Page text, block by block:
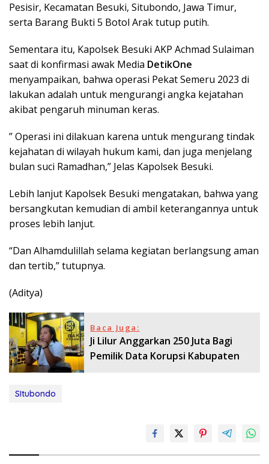
Pesisir, Kecamatan Besuki, Situbondo, Jawa Timur,
serta Barang Bukti 5 Botol Arak tutup putih.
Sementara itu, Kapolsek Besuki AKP Achmad Sulaiman
saat di konfirmasi awak Media DetikOne
menyampaikan, bahwa operasi Pekat Semeru 2023 di
lakukan adalah untuk mengurangi angka kejatahan
akibat pengaruh minuman keras.
” Operasi ini dilakuan karena untuk mengurang tindak
kejahatan di wilayah hukum kami, dan juga menjelang
bulan suci Ramadhan,” Jelas Kapolsek Besuki.
Lebih lanjut Kapolsek Besuki mengatakan, bahwa yang
bersangkutan kemudian di ambil keterangannya untuk
proses lebih lanjut.
“Dan Alhamdulillah selama kegiatan berlangsung aman
dan tertib,” tutupnya.
(Aditya)
Baca Juga:
Ji Lilur Anggarkan 250 Juta Bagi
Pemilik Data Korupsi Kabupaten
SItubondo